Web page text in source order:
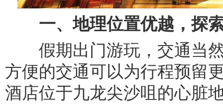
一、地理位置优越，探
假期出门游玩，交通当然
方便的交通可以为行程预留
酒店位于九龙尖沙咀的心脏